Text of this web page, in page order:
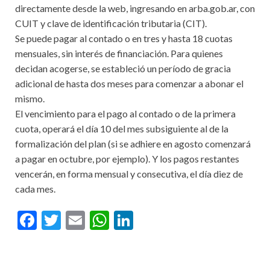
directamente desde la web, ingresando en arba.gob.ar, con
CUIT y clave de identificación tributaria (CIT).
Se puede pagar al contado o en tres y hasta 18 cuotas
mensuales, sin interés de financiación. Para quienes
decidan acogerse, se estableció un período de gracia
adicional de hasta dos meses para comenzar a abonar el
mismo.
El vencimiento para el pago al contado o de la primera
cuota, operará el día 10 del mes subsiguiente al de la
formalización del plan (si se adhiere en agosto comenzará
a pagar en octubre, por ejemplo). Y los pagos restantes
vencerán, en forma mensual y consecutiva, el día diez de
cada mes.
F
T
E
W